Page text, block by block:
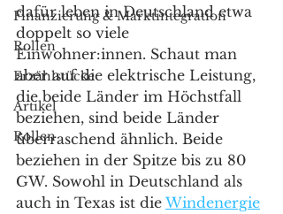
Finanzierung & Marktintegration
Rollen
Erzählstücke
Artikel
Rollen
dafür leben in Deutschland etwa
doppelt so viele
Einwohner:innen. Schaut man
aber auf die elektrische Leistung,
die beide Länder im Höchstfall
beziehen, sind beide Länder
überraschend ähnlich. Beide
beziehen in der Spitze bis zu 80
GW. Sowohl in Deutschland als
auch in Texas ist die Windenergie